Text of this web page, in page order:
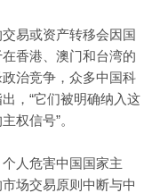
易或资产转移会因国
香港、澳门和台湾的
治竞争，众多中国科
，“它们被明确纳入这
权信号”。
人危害中国国家主
场交易原则中断与中